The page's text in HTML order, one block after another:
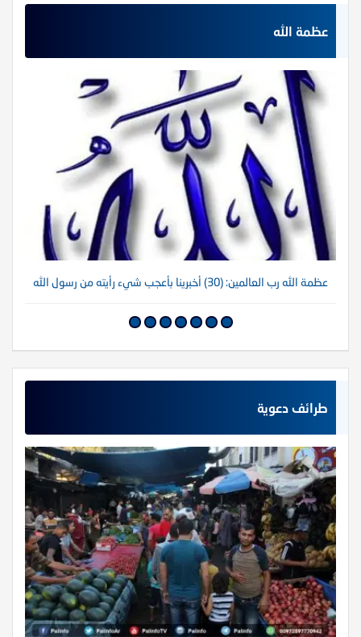
عظمة الله
عظمة الله رب العالمين: (30) أخبرينا بأعجب شيء رأيته من رسول الله
طرائف دعوية